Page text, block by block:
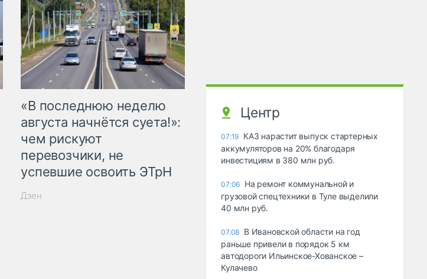
«В последнюю неделю
августа начнётся суета!»:
чем рискуют
перевозчики, не
успевшие освоить ЭТрН
Дзен
Центр
07:19 КАЗ нарастит выпуск стартерных
аккумуляторов на 20% благодаря
инвестициям в 380 млн руб.
07:06 На ремонт коммунальной и
грузовой спецтехники в Туле выделили
40 млн руб.
07.08 В Ивановской области на год
раньше привели в порядок 5 км
автодороги Ильинское-Хованское –
Кулачево